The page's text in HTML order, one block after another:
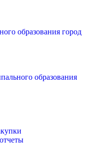
образования город
образования